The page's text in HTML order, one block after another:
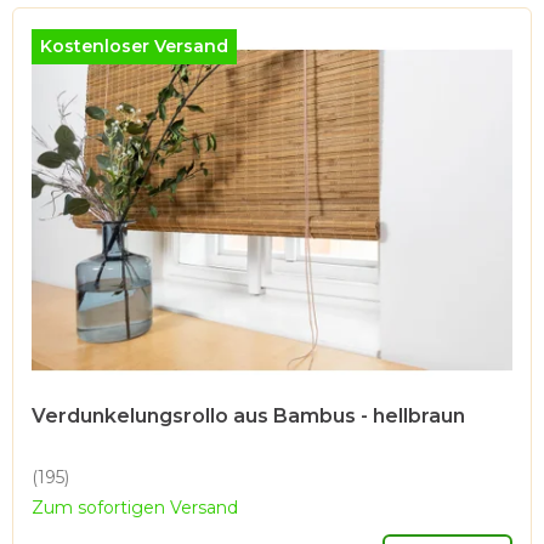
Kostenloser Versand
Verdunkelungsrollo aus Bambus - hellbraun
Die
durchschnittliche
(195)
Zum sofortigen Versand